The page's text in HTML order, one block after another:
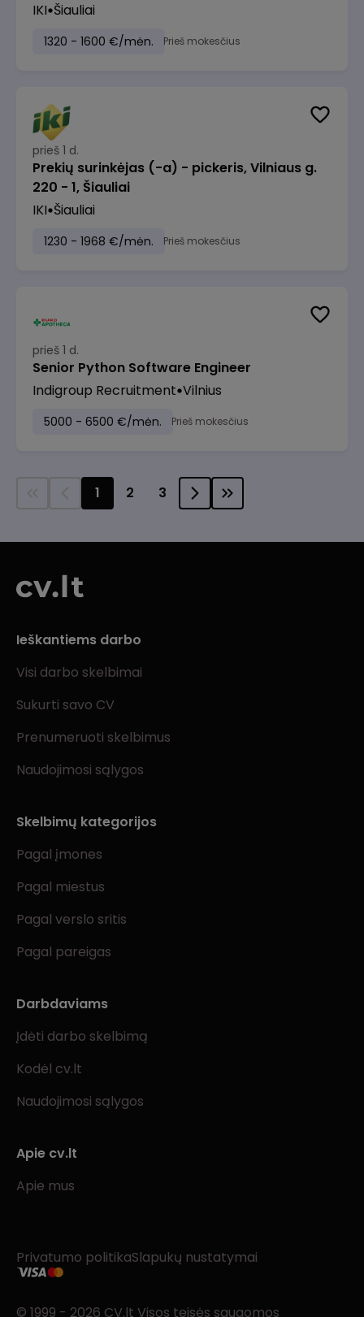
IKI Šiauliai
1320 - 1600 €/mėn. Prieš mokesčius
prieš 1 d.
Prekių surinkėjas (-a) - pickeris, Vilniaus g.
220 - 1, Šiauliai
IKI Šiauliai
1230 - 1968 €/mėn. Prieš mokesčius
prieš 1 d.
Senior Python Software Engineer
Indigroup Recruitment Vilnius
5000 - 6500 €/mėn. Prieš mokesčius
1 2 3
Ieškantiems darbo
Visi darbo skelbimai
Sukurti savo CV
Prenumeruoti skelbimus
Naudojimosi sąlygos
Skelbimų kategorijos
Pagal įmones
Pagal miestus
Pagal verslo sritis
Pagal pareigas
Darbdaviams
Įdėti darbo skelbimą
Kodėl cv.lt
Naudojimosi sąlygos
Apie cv.lt
Apie mus
Privatumo politikaSlapukų nustatymai
© 1999 - 2026 CV.lt Visos teisės saugomos